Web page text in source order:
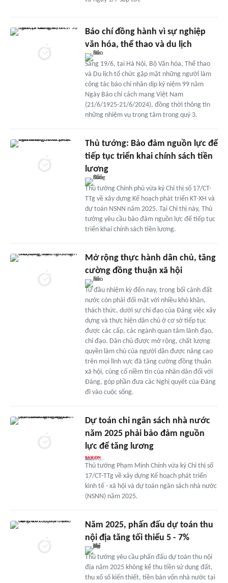
Báo chí đồng hành vì sự nghiệp
văn hóa, thể thao và du lịch
Sáng 19/6, tại Hà Nội, Bộ Văn hóa, Thể thao
và Du lịch tổ chức gặp mặt những người làm
công tác báo chí nhân dịp kỷ niệm 99 năm
Ngày Báo chí cách mạng Việt Nam
(21/6/1925-21/6/2024), đồng thời thông tin
những nhiệm vụ trọng tâm trong quý 3.
Thủ tướng: Bảo đảm nguồn lực để
tiếp tục triển khai chính sách tiền
lương
Thủ tướng Chính phủ vừa ký Chỉ thị số 17/CT-
TTg về xây dựng Kế hoạch phát triển KT-XH và
dự toán NSNN năm 2025. Tại Chỉ thị này, Thủ
tướng yêu cầu bảo đảm nguồn lực để tiếp tục
triển khai chính sách tiền lương.
Mở rộng thực hành dân chủ, tăng
cường đồng thuận xã hội
Từ đầu nhiệm kỳ đến nay, trong bối cảnh đất
nước còn phải đối mặt với nhiều khó khăn,
thách thức, dưới sự chỉ đạo của Đảng việc xây
dựng và thực hiện dân chủ ở cơ sở tiếp tục
được các cấp, các ngành quan tâm lãnh đạo,
chỉ đạo. Dân chủ được mở rộng, chất lượng
quyền làm chủ của người dân được nâng cao
trên mọi lĩnh vực đã tăng cường đồng thuận
xã hội, củng cố niềm tin của nhân dân đối với
Đảng, góp phần đưa các Nghị quyết của Đảng
đi vào cuộc sống.
Dự toán chi ngân sách nhà nước
năm 2025 phải bảo đảm nguồn
lực để tăng lương
Thủ tướng Phạm Minh Chính vừa ký Chỉ thị số
17/CT-TTg về xây dựng Kế hoạch phát triển
kinh tế - xã hội và dự toán ngân sách nhà nước
(NSNN) năm 2025.
Năm 2025, phấn đấu dự toán thu
nội địa tăng tối thiểu 5 - 7%
Thủ tướng yêu cầu phấn đấu dự toán thu nội
địa năm 2025 không kể thu tiền sử dụng đất,
thu xổ số kiến thiết, tiền bán vốn nhà nước tại